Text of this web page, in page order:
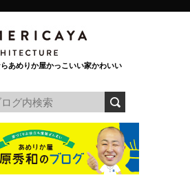
あめりか屋かっこいい家かわいい